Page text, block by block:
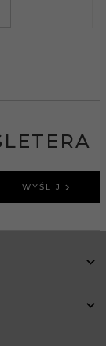
WYŚLIJ